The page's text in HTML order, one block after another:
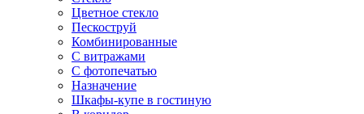
Цветное стекло
Пескоструй
Комбинированные
С витражами
С фотопечатью
Назначение
Шкафы-купе в гостиную